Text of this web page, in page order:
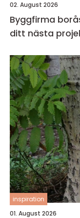
02. August 2026
Byggfirma borås så väljer du rätt partner
ditt nästa
inspiration
01. August 2026